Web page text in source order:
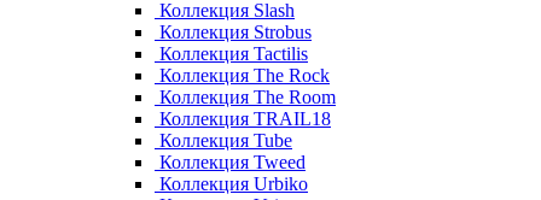
Коллекция Slash
Коллекция Strobus
Коллекция Tactilis
Коллекция The Rock
Коллекция The Room
Коллекция TRAIL18
Коллекция Tube
Коллекция Tweed
Коллекция Urbiko